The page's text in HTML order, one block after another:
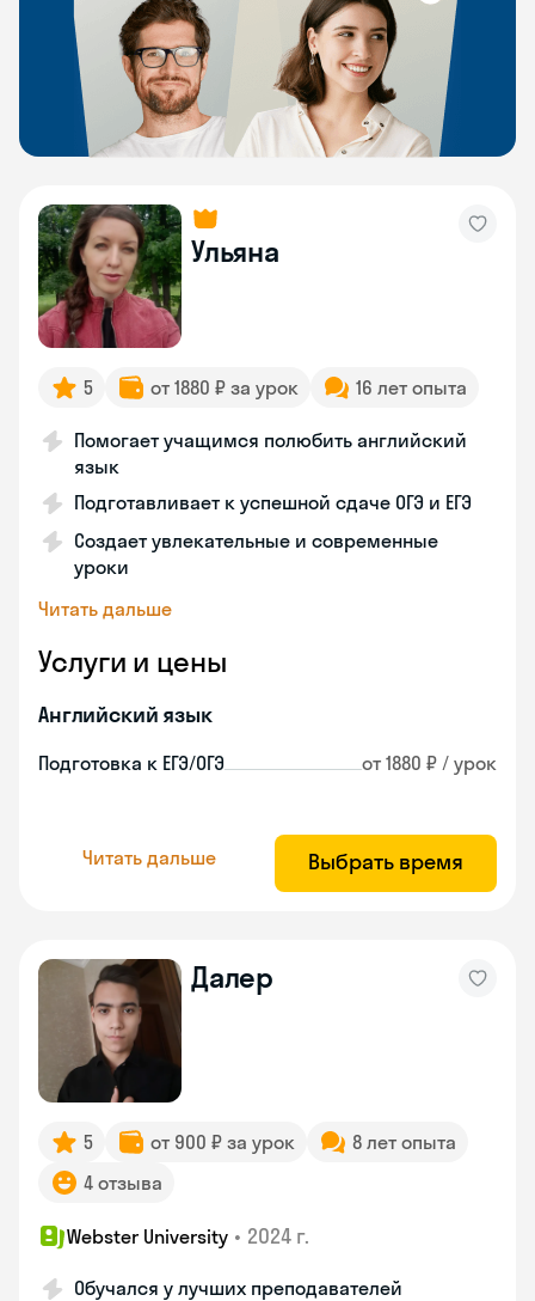
Ульяна
5 от 1880 ₽ за урок 16 лет опыта
Помогает учащимся полюбить английский
язык
Подготавливает к успешной сдаче ОГЭ и ЕГЭ
Создает увлекательные и современные
уроки
Читать дальше
Услуги и цены
Английский язык
Подготовка к ЕГЭ/ОГЭ от 1880 ₽ / урок
Читать дальше Выбрать время
Далер
5 от 900 ₽ за урок
8 лет опыта
4 отзыва
Webster University • 2024 г.
Обучался у лучших преподавателей